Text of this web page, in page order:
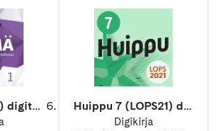
Särmä 1 (2025) digitehtävät 12 kk ONL Huippu 7 (LOPS21) digikirja 48 kk ONL
Digikirja